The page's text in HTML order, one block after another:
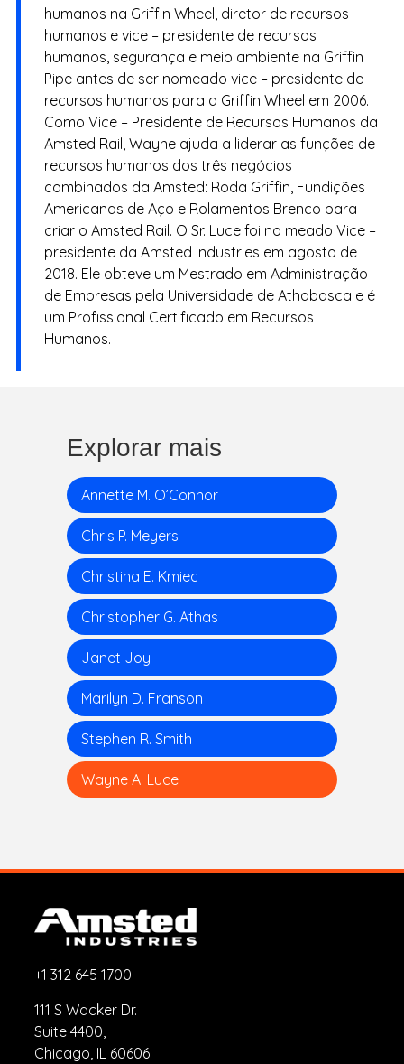
humanos na Griffin Wheel, diretor de recursos
humanos e vice – presidente de recursos
humanos, segurança e meio ambiente na Griffin
Pipe antes de ser nomeado vice – presidente de
recursos humanos para a Griffin Wheel em 2006.
Como Vice – Presidente de Recursos Humanos da
Amsted Rail, Wayne ajuda a liderar as funções de
recursos humanos dos três negócios
combinados da Amsted: Roda Griffin, Fundições
Americanas de Aço e Rolamentos Brenco para
criar o Amsted Rail. O Sr. Luce foi no meado Vice –
presidente da Amsted Industries em agosto de
2018. Ele obteve um Mestrado em Administração
de Empresas pela Universidade de Athabasca e é
um Profissional Certificado em Recursos
Humanos.
Explorar mais
Annette M. O’Connor
Chris P. Meyers
Christina E. Kmiec
Christopher G. Athas
Janet Joy
Marilyn D. Franson
Stephen R. Smith
Wayne A. Luce
+1 312 645 1700
111 S Wacker Dr.
Suite 4400,
Chicago, IL 60606